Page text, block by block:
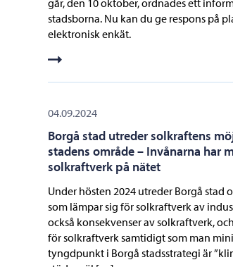
går, den 10 oktober, ordnades ett
stadsborna. Nu kan du ge respons på
elektronisk enkät.
04.09.2024
Borgå stad utreder solkraftens
stadens område – Invånarna har
solkraftverk på nätet
Under hösten 2024 utreder Borgå stad
som lämpar sig för solkraftverk av
också konsekvenser av solkraftverk,
för solkraftverk samtidigt som man
tyngdpunkt i Borgå stadsstrategi är